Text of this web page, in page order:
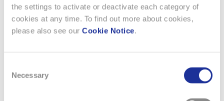
the settings to activate or deactivate each category of
cookies at any time. To find out more about cookies,
please also see our Cookie Notice.
Selection
Necessary
auf null zurückgesetzt und erneut gestartet werden muss,
ermöglicht die Flyback-Funktion eine deutlich schnellere
Bedienung. Mit nur einem Knopfdruck springt der Zeiger
automatisch neu. Diese Funktion ist besonders nützlich in
Situationen, in denen es auf Genauigkeit und Schnelligkeit
ankommt, wie etwa in der Luftfahrt.